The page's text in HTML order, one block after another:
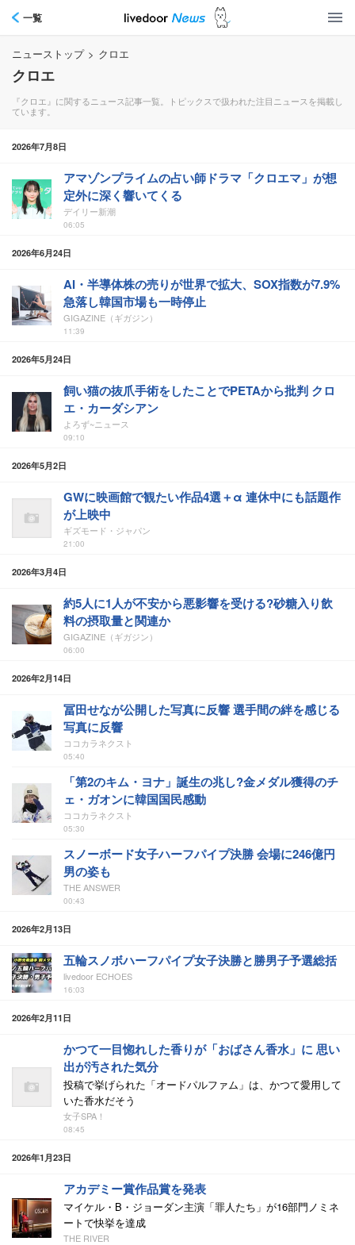
一覧
ニューストップ > クロエ
クロエ
『クロエ』に関するニュース記事一覧。トピックスで扱われた注目ニュースを掲載し
ています。
2026年7月8日
アマゾンプライムの占い師ドラマ「クロエマ」が想
定外に深く響いてくる
デイリー新潮
06:05
2026年6月24日
AI・半導体株の売りが世界で拡大、SOX指数が7.9%
急落し韓国市場も一時停止
GIGAZINE（ギガジン）
11:39
2026年5月24日
飼い猫の抜爪手術をしたことでPETAから批判 クロ
エ・カーダシアン
よろず~ニュース
09:10
2026年5月2日
GWに映画館で観たい作品4選＋α 連休中にも話題作
が上映中
ギズモード・ジャパン
21:00
2026年3月4日
約5人に1人が不安から悪影響を受ける?砂糖入り飲
料の摂取量と関連か
GIGAZINE（ギガジン）
06:00
2026年2月14日
冨田せなが公開した写真に反響 選手間の絆を感じる
写真に反響
ココカラネクスト
05:40
「第2のキム・ヨナ」誕生の兆し?金メダル獲得のチ
ェ・ガオンに韓国国民感動
ココカラネクスト
05:30
スノーボード女子ハーフパイプ決勝 会場に246億円
男の姿も
THE ANSWER
00:43
2026年2月13日
五輪スノボハーフパイプ女子決勝と勝男子予選総括
livedoor ECHOES
16:03
2026年2月11日
かつて一目惚れした香りが「おばさん香水」に 思い
出が汚された気分
投稿で挙げられた「オードパルファム」は、かつて愛用して
いた香水だそう
女子SPA！
08:45
2026年1月23日
アカデミー賞作品賞を発表
マイケル・B・ジョーダン主演「罪人たち」が16部門ノミネ
ートで快挙を達成
THE RIVER